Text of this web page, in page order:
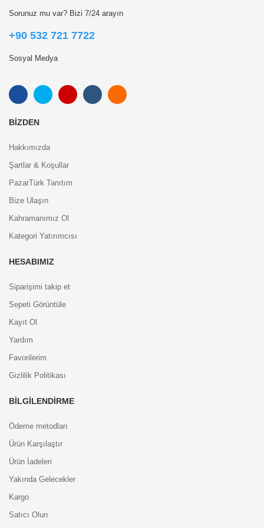
Sorunuz mu var? Bizi 7/24 arayın
+90 532 721 7722
Sosyal Medya
BIZDEN
Hakkımızda
Şartlar & Koşullar
PazarTürk Tanıtım
Bize Ulaşın
Kahramanımız Ol
Kategori Yatırımcısı
HESABIMIZ
Siparişimi takip et
Sepeti Görüntüle
Kayıt Ol
Yardım
Favorilerim
Gizlilik Politikası
BILGILENDIRME
Ödeme metodları
Ürün Karşılaştır
Ürün İadeleri
Yakında Gelecekler
Kargo
Satıcı Olun